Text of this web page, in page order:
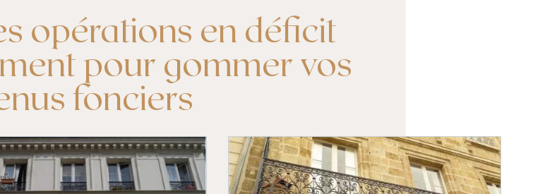
opérations en déficit
pour gommer vos
fonciers